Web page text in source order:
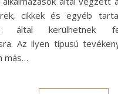
cikkek és egyéb
által kerülhetnek
Az ilyen típusú
más…